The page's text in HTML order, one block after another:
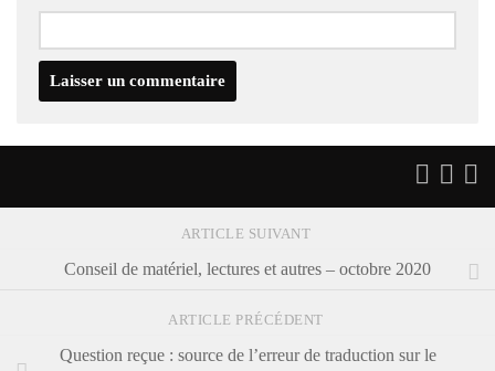
ARTICLE SUIVANT
Conseil de matériel, lectures et autres – octobre 2020
ARTICLE PRÉCÉDENT
Question reçue : source de l’erreur de traduction sur le